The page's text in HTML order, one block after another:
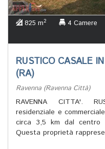
825 m2 4 Camere
RUSTICO CASALE
(RA)
Ravenna (Ravenna Città)
RAVENNA CITTA'.
residenziale e
circa 3,5 km dal centro
Questa proprietà